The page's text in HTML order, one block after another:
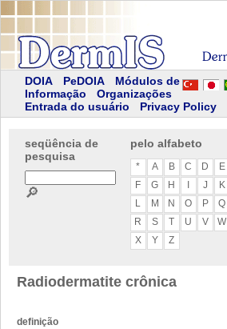
DOIA PeDOIA
Módulos de
Informação
Organizações
Entrada do usuário
Privacy Policy
seqüência de
pesquisa
🔎
pelo alfabeto
* A B C D
E
F
G H J
K
L
M N O P
Q
R
S T U V
W
X
Y Z
Radiodermatite crônica
definição